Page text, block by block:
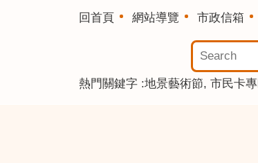
回首頁 網站導覽 市政信箱
熱門關鍵字 地景藝術節 市民卡